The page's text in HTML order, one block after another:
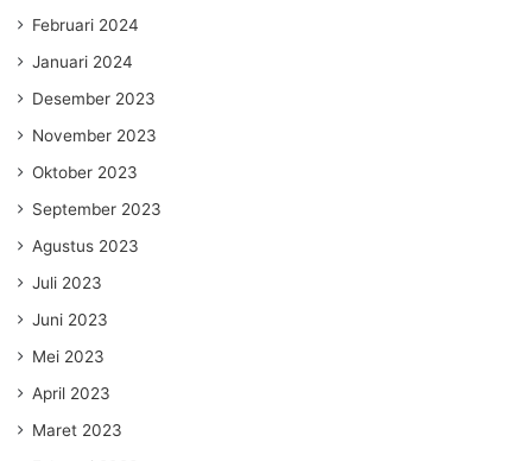
Februari 2024
Januari 2024
Desember 2023
November 2023
Oktober 2023
September 2023
Agustus 2023
Juli 2023
Juni 2023
Mei 2023
April 2023
Maret 2023